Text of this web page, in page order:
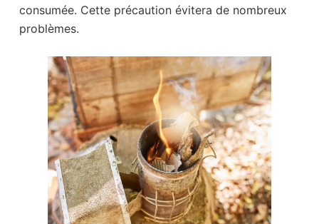
consumée. Cette précaution évitera de nombreux
problèmes.